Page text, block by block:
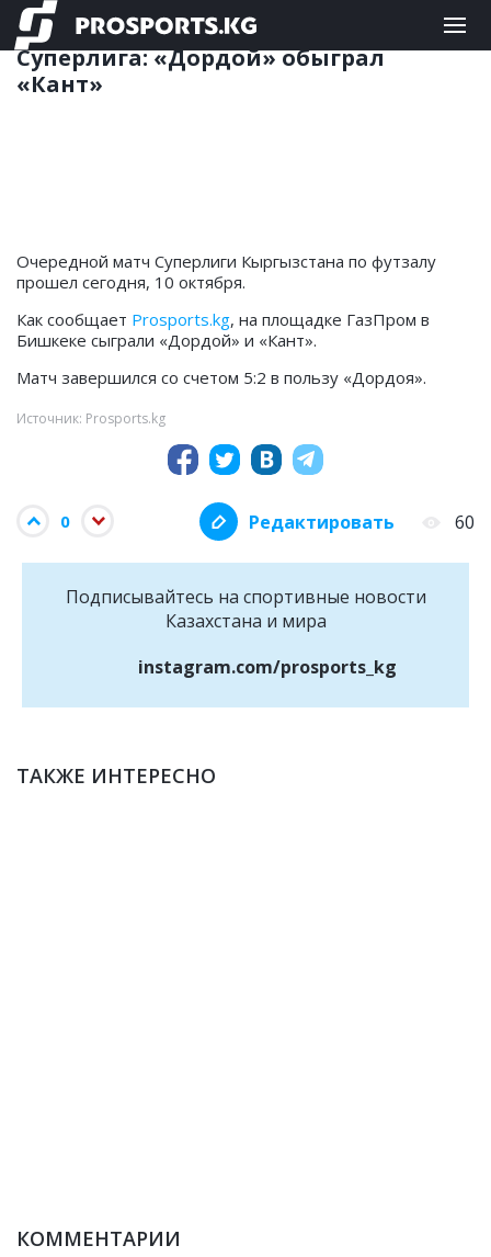
ФУТБОЛ 10.10.2024 21:14
Суперлига: «Дордой» обыграл
«Кант»
Очередной матч Суперлиги Кыргызстана по футзалу
прошел сегодня, 10 октября.
Как сообщает Prosports.kg, на площадке ГазПром в
Бишкеке сыграли «Дордой» и «Кант».
Матч завершился со счетом 5:2 в пользу «Дордоя».
Источник: Prosports.kg
0 Редактировать 60
Подписывайтесь на cпортивные новости
Казахстана и мира
instagram.com/prosports_kg
ТАКЖЕ ИНТЕРЕСНО
КОММЕНТАРИИ